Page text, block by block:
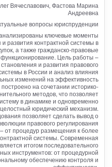
Вячеславович, Фастова Марина
Андреевна
вопросы юриспруденции
ключевые моменты
развития контрактной системы в
а также гражданско-правовые
Цель работы –
и развития правового
в России и анализ влияния
изменений на эффективность
на сочетании историко-
методов, что позволяет
в динамике и одновременно
юридический механизм.
позволяет сделать вывод о
правового регулирования
от процедур размещения к более
системы. Современная
итогом последовательного
инструментов: от процедурной
обеспечению контроля и